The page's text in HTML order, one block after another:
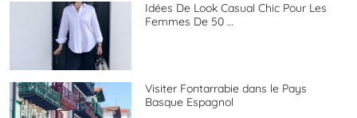
Idées De Look Casual Chic Pour Les
Femmes De 50 …
Visiter Fontarrabie dans le Pays
Basque Espagnol